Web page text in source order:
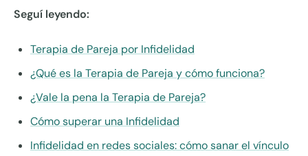
Seguí leyendo:
Terapia de Pareja por Infidelidad
¿Qué es la Terapia de Pareja y cómo funciona?
¿Vale la pena la Terapia de Pareja?
Cómo superar una Infidelidad
Infidelidad en redes sociales: cómo sanar el vínculo